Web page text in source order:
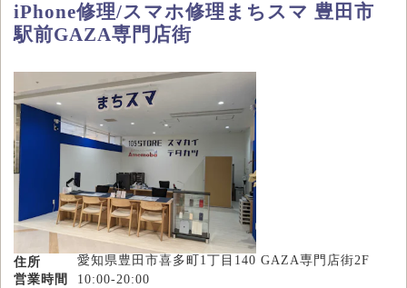
iPhone修理/スマホ修理まちスマ 豊田市
駅前GAZA専門店街
住所
愛知県豊田市喜多町1丁目140 GAZA専門店街2F
営業時間
10:00-20:00